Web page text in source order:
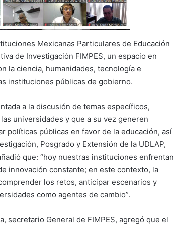
Mexicanas Particulares de Educación
de Investigación FIMPES, un espacio en
la ciencia, humanidades, tecnología e
instituciones públicas de gobierno.
a la discusión de temas específicos,
universidades y que a su vez generen
políticas públicas en favor de la educación, así
Posgrado y Extensión de la UDLAP,
que: “hoy nuestras instituciones enfrentan
innovación constante; en este contexto, la
los retos, anticipar escenarios y
como agentes de cambio”.
secretario General de FIMPES, agregó que el